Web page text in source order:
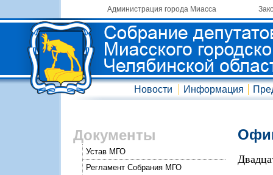
Администрация города Миасса
Новости Информация
Документы
Устав МГО
Регламент Собрания МГО